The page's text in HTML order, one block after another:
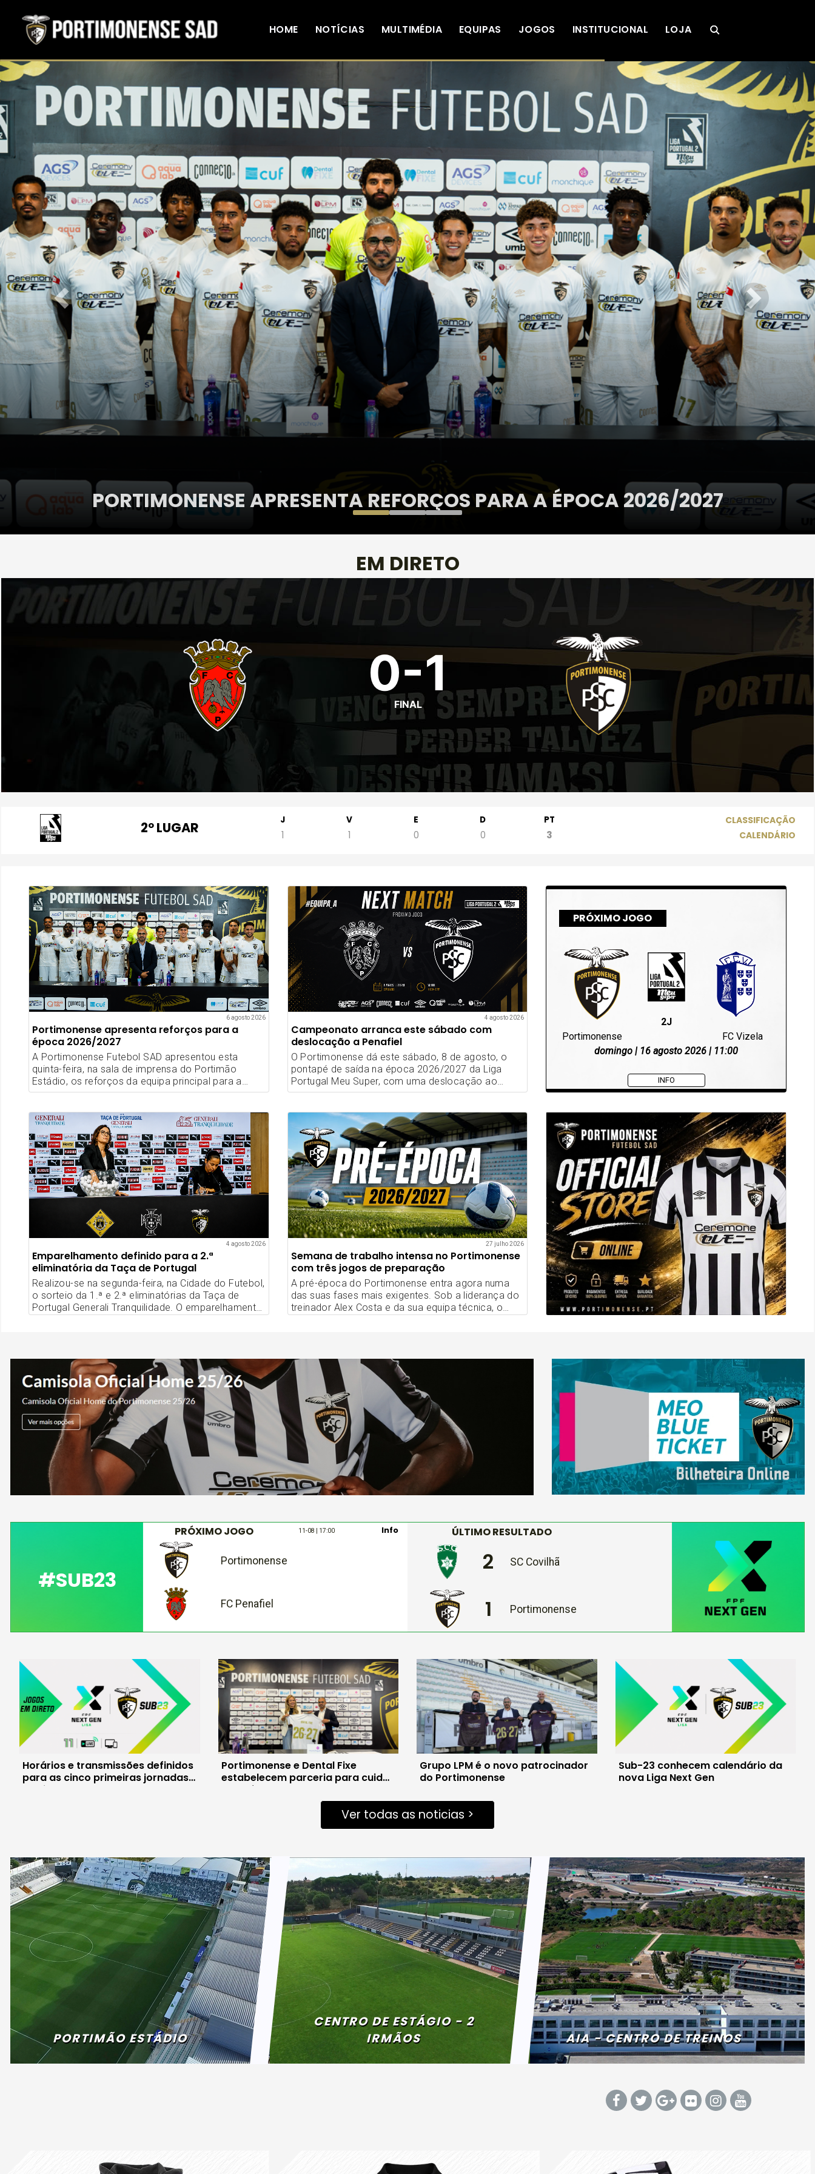
HOME NOTÍCIAS MULTIMÉDIA EQUIPAS JOGOS INSTITUCIONAL LOJA
EM DIRETO
2º LUGAR J V E D PT
1 1 0 0 3
CLASSIFICAÇÃO
CALENDÁRIO
6 agosto 2026
Portimonense apresenta reforços para a
época 2026/2027
A Portimonense Futebol SAD apresentou esta
quinta-feira, na sala de imprensa do Portimão
Estádio, os reforços da equipa principal para a
nova época desportiva.
4 agosto 2026
Campeonato arranca este sábado com
deslocação a Penafiel
O Portimonense dá este sábado, 8 de agosto, o
pontapé de saída na época 2026/2027 da Liga
Portugal Meu Super, com uma deslocação ao
terreno do FC Penafiel.
PRÓXIMO JOGO
2J
Portimonense
FC Vizela
domingo | 16 agosto 2026 | 11:00
INFO
4 agosto 2026
Emparelhamento definido para a 2.ª
eliminatória da Taça de Portugal
Realizou-se na segunda-feira, na Cidade do Futebol,
o sorteio da 1.ª e 2.ª eliminatórias da Taça de
Portugal Generali Tranquilidade. O emparelhamento
27 julho 2026
Semana de trabalho intensa no Portimonense
com três jogos de preparação
A pré-época do Portimonense entra agora numa
das suas fases mais exigentes. Sob a liderança do
treinador Alex Costa e da sua equipa técnica, o
#SUB23
PRÓXIMO JOGO 11-08 | 17:00 Info
Portimonense
FC Penafiel
ÚLTIMO RESULTADO
2 SC Covilhã
1 Portimonense
Horários e transmissões definidos
para as cinco primeiras jornadas
da Liga Next Gen
Portimonense e Dental Fixe
estabelecem parceria para cuidar
da saúde oral dos atletas
Grupo LPM é o novo patrocinador
do Portimonense
Sub-23 conhecem calendário da
nova Liga Next Gen
Ver todas as noticias >
PORTIMÃO ESTÁDIO
CENTRO DE ESTÁGIO - 2
IRMÃOS
AIA - CENTRO DE TREINOS